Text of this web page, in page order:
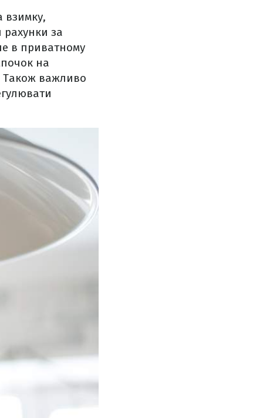
взимку,
за
в приватному
на
Також важливо